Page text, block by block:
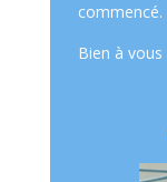
commencé.
Bien à vous